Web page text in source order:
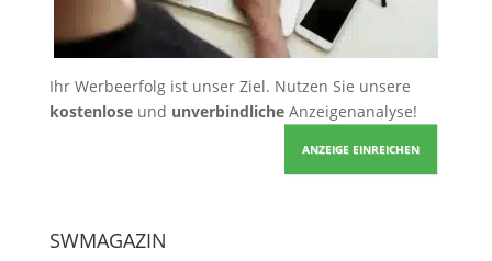
Ihr Werbeerfolg ist unser Ziel. Nutzen Sie unsere
kostenloseund unverbindlicheAnzeigenanalyse!
ANZEIGE EINREICHEN
SWMAGAZIN